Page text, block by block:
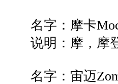
名字：摩卡
说明：摩，摩登
名字：宙迈